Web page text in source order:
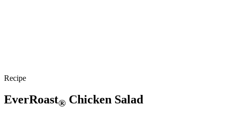
Recipe
EverRoast® Chicken Salad